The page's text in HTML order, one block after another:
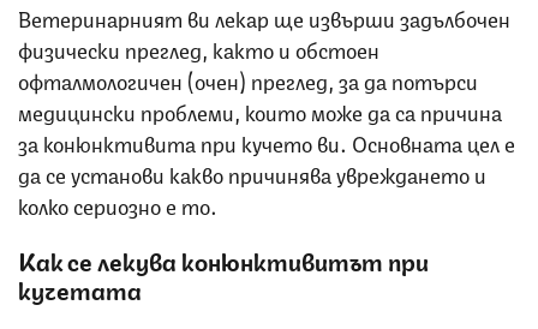
Ветеринарният ви лекар ще извърши задълбочен
физически преглед, както и обстоен
офталмологичен (очен) преглед, за да потърси
медицински проблеми, които може да са причина
за конюнктивита при кучето ви. Основната цел е
да се установи какво причинява увреждането и
колко сериозно е то.
Как се лекува конюнктивитът при
кучетата